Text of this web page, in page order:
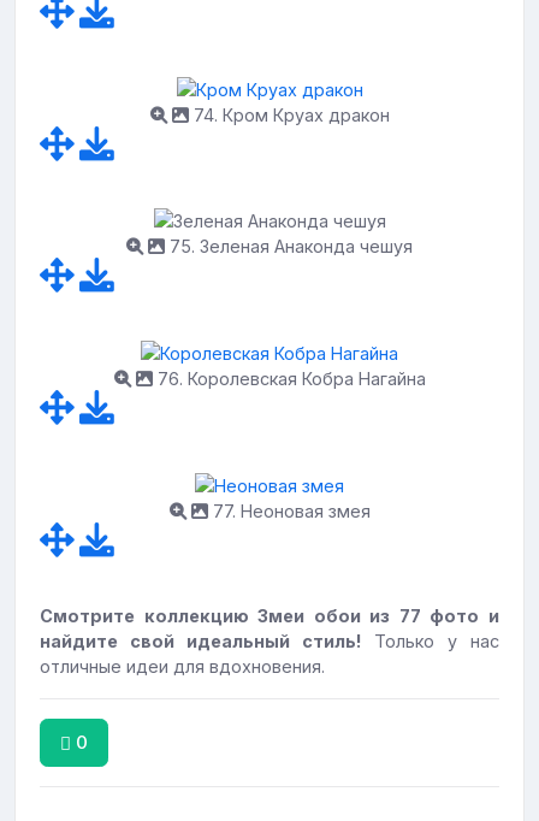
74. Кром Круах дракон
75. Зеленая Анаконда чешуя
76. Королевская Кобра Нагайна
77. Неоновая змея
Смотрите коллекцию Змеи обои из 77 фото и
найдите свой идеальный стиль! Только у нас
отличные идеи для вдохновения.
0